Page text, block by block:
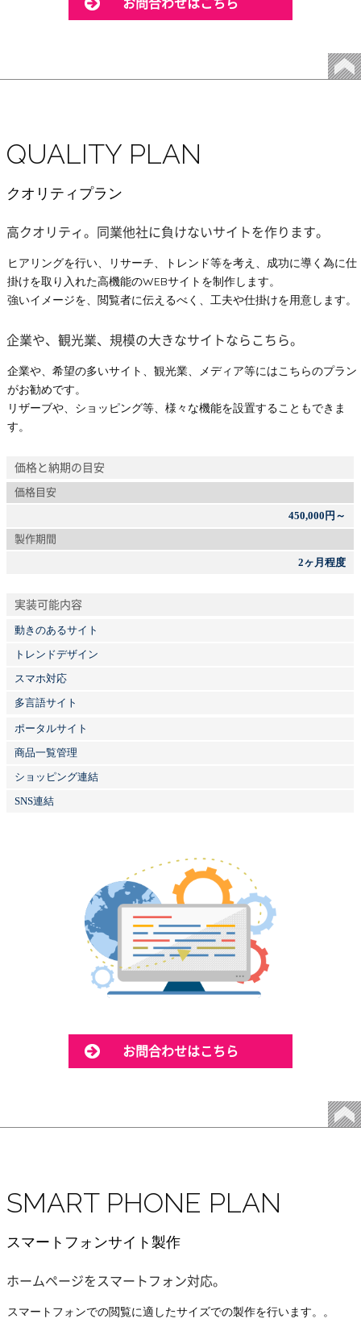
お問合わせはこちら
QUALITY PLAN
クオリティプラン
高クオリティ。同業他社に負けないサイトを作ります。
ヒアリングを行い、リサーチ、トレンド等を考え、成功に導く為に仕
掛けを取り入れた高機能のWEBサイトを制作します。
強いイメージを、閲覧者に伝えるべく、工夫や仕掛けを用意します。
企業や、観光業、規模の大きなサイトならこちら。
企業や、希望の多いサイト、観光業、メディア等にはこちらのプラン
がお勧めです。
リザーブや、ショッピング等、様々な機能を設置することもできま
す。
価格と納期の目安
価格目安
450,000円～
製作期間
2ヶ月程度
実装可能内容
動きのあるサイト
トレンドデザイン
スマホ対応
多言語サイト
ポータルサイト
商品一覧管理
ショッピング連結
SNS連結
お問合わせはこちら
SMART PHONE PLAN
スマートフォンサイト製作
ホームページをスマートフォン対応。
スマートフォンでの閲覧に適したサイズでの製作を行います。。